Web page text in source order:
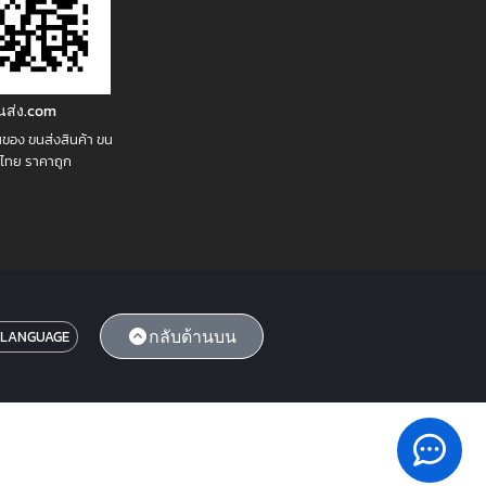
ง.com
อง ขนส่งสินค้า ขน
ทย ราคาถูก
กลับด้านบน